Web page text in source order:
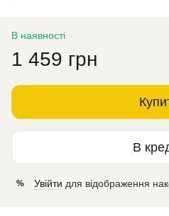
В наявності
1 459 грн
В
% Увійти для відображення